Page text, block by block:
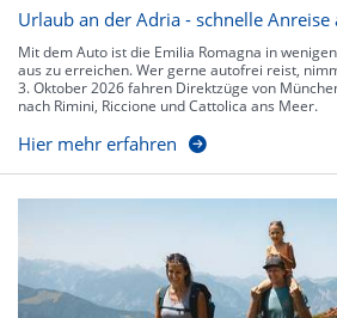
Urlaub an der Adria - schnelle
Mit dem Auto ist die Emilia Romagna in
aus zu erreichen. Wer gerne autofrei reist,
3. Oktober 2026 fahren Direktzüge von
nach Rimini, Riccione und Cattolica ans Meer.
Hier mehr erfahren